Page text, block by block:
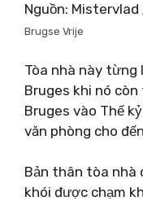
Nguồn:
Brugse Vrije
Tòa nhà này từng
Bruges khi nó
Bruges vào Thế
văn phòng cho
Bản thân tòa nhà
khói được chạm